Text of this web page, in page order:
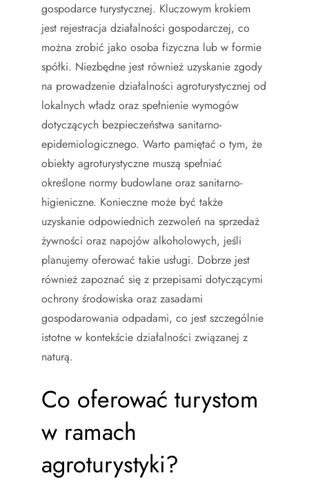
gospodarce turystycznej. Kluczowym krokiem
jest rejestracja działalności gospodarczej, co
można zrobić jako osoba fizyczna lub w formie
spółki. Niezbędne jest również uzyskanie zgody
na prowadzenie działalności agroturystycznej od
lokalnych władz oraz spełnienie wymogów
dotyczących bezpieczeństwa sanitarno-
epidemiologicznego. Warto pamiętać o tym, że
obiekty agroturystyczne muszą spełniać
określone normy budowlane oraz sanitarno-
higieniczne. Konieczne może być także
uzyskanie odpowiednich zezwoleń na sprzedaż
żywności oraz napojów alkoholowych, jeśli
planujemy oferować takie usługi. Dobrze jest
również zapoznać się z przepisami dotyczącymi
ochrony środowiska oraz zasadami
gospodarowania odpadami, co jest szczególnie
istotne w kontekście działalności związanej z
naturą.
Co oferować turystom
w ramach
agroturystyki?